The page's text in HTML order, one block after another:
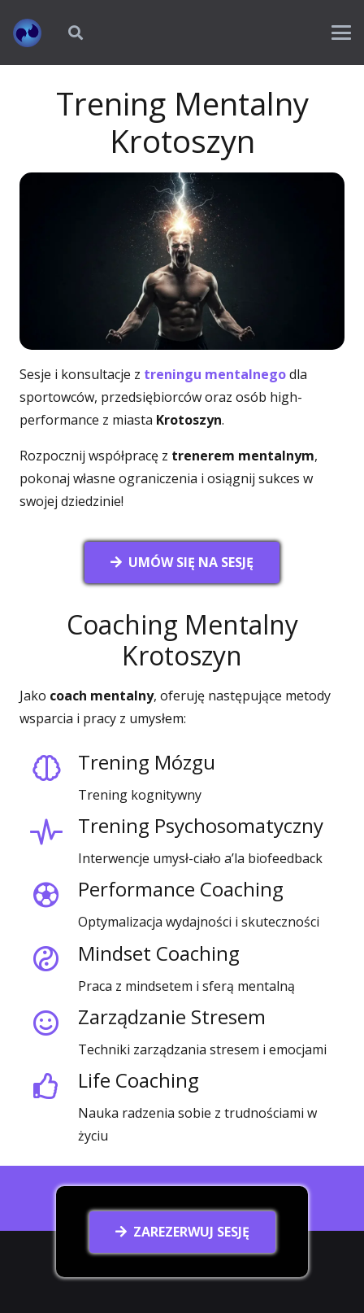
Trening Mentalny
Krotoszyn
Sesje i konsultacje z treningu mentalnegodla
sportowców, przedsiębiorców oraz osób high-
performance z miasta Krotoszyn.
Rozpocznij współpracę z trenerem mentalnym,
pokonaj własne ograniczenia i osiągnij sukces w
swojej dziedzinie!
UMÓW SIĘ NA SESJĘ
Coaching Mentalny
Krotoszyn
Jako coach mentalny, oferuję następujące metody
wsparcia i pracy z umysłem:
Trening Mózgu
Trening kognitywny
Trening Psychosomatyczny
Interwencje umysł-ciało a’la biofeedback
Performance Coaching
Optymalizacja wydajności i skuteczności
Mindset Coaching
Praca z mindsetem i sferą mentalną
Zarządzanie Stresem
Techniki zarządzania stresem i emocjami
Life Coaching
Nauka radzenia sobie z trudnościami w
życiu
ZAREZERWUJ SESJĘ